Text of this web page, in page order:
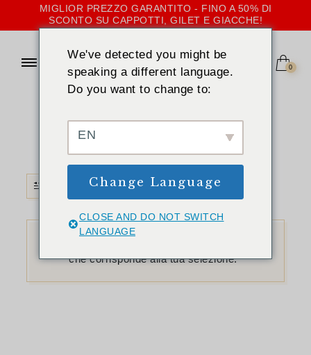
MIGLIOR PREZZO GARANTITO - FINO A 50% DI
SCONTO SU CAPPOTTI, GILET E GIACCHE!
0
anatra a terra
che corrisponde alla tua selezione.
We've detected you might be
speaking a different language.
Do you want to change to:
EN
Change Language
CLOSE AND DO NOT SWITCH
LANGUAGE